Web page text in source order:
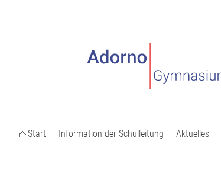
Start Information der Schulleitung Aktuelles